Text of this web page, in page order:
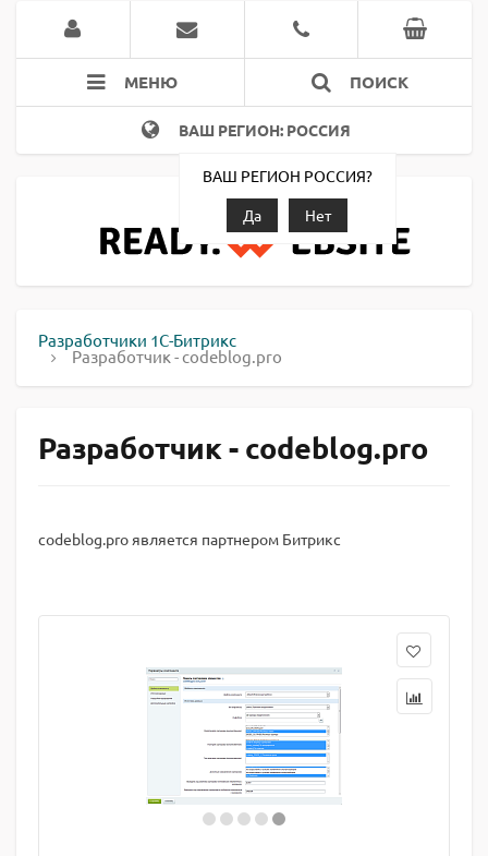
МЕНЮ ПОИСК
ВАШ РЕГИОН: РОССИЯ
ВАШ РЕГИОН РОССИЯ?
Да
Нет
Разработчики 1С-Битрикс
Разработчик - codeblog.pro
Разработчик - codeblog.pro
codeblog.pro является партнером Битрикс